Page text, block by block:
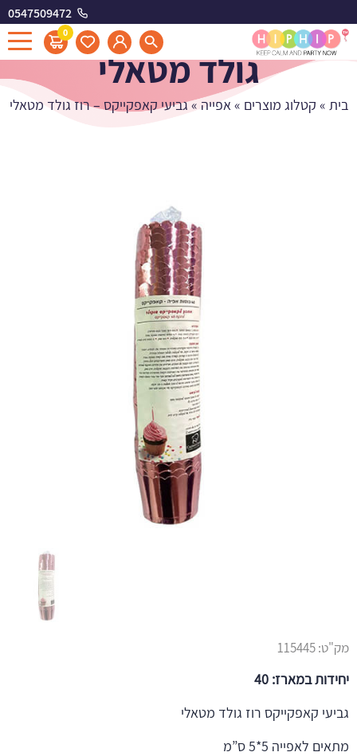
0547509472
0
גביעי קאפקייקס - רוז
גולד מטאלי
בית » קטלוג מוצרים »אפייה»גביעי קאפקייקס – רוז גולד מטאלי
מק"ט:115445
יחידות במארז: 40
גביעי קאפקייקס רוז גולד מטאלי
מתאים לאפייה 5*5 ס”מ